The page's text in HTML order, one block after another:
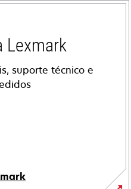
Lexmark
suporte técnico e